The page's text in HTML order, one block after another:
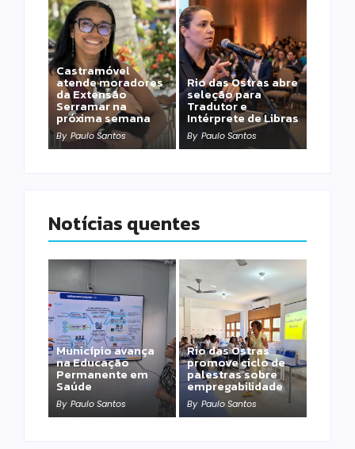
Castramóvel
atende moradores
da Extensão
Serramar na
próxima semana
By Paulo Santos
Rio das Ostras abre
seleção para
Tradutor e
Intérprete de Libras
By Paulo Santos
Notícias quentes
Município avança
na Educação
Permanente em
Saúde
By Paulo Santos
Rio das Ostras
promove ciclo de
palestras sobre
empregabilidade
By Paulo Santos